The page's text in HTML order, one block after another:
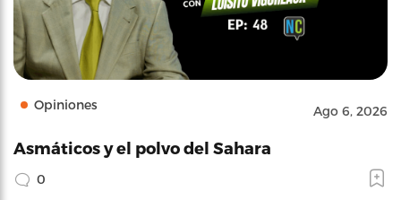
Opiniones Ago 6, 2026
Asmáticos y el polvo del Sahara
0